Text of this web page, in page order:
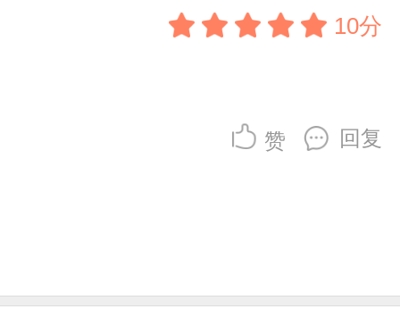
10分
回复
赞